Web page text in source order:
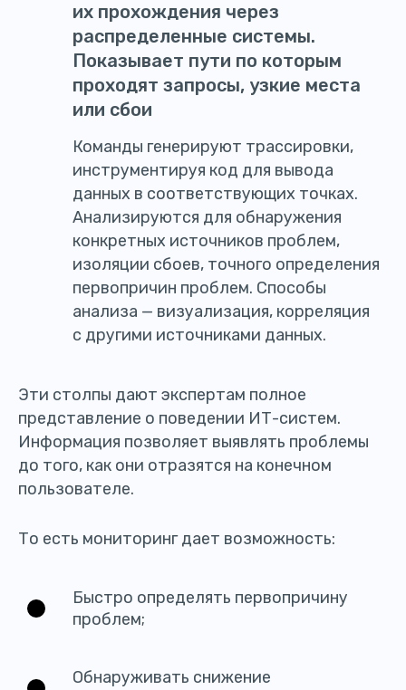
их прохождения через
распределенные системы.
Показывает пути по которым
проходят запросы, узкие места
или сбои
Команды генерируют трассировки,
инструментируя код для вывода
данных в соответствующих точках.
Анализируются для обнаружения
конкретных источников проблем,
изоляции сбоев, точного определения
первопричин проблем. Способы
анализа — визуализация, корреляция
с другими источниками данных.
Эти столпы дают экспертам полное
представление о поведении ИТ-систем.
Информация позволяет выявлять проблемы
до того, как они отразятся на конечном
пользователе.
То есть мониторинг дает возможность:
Быстро определять первопричину
проблем;
Обнаруживать снижение